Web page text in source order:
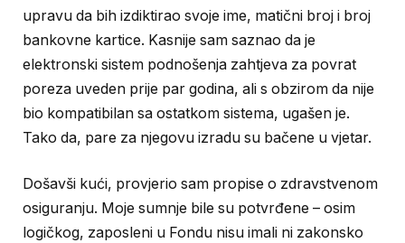
upravu da bih izdiktirao svoje ime, matični broj i broj
bankovne kartice. Kasnije sam saznao da je
elektronski sistem podnošenja zahtjeva za povrat
poreza uveden prije par godina, ali s obzirom da nije
bio kompatibilan sa ostatkom sistema, ugašen je.
Tako da, pare za njegovu izradu su bačene u vjetar.
Došavši kući, provjerio sam propise o zdravstvenom
osiguranju. Moje sumnje bile su potvrđene – osim
logičkog, zaposleni u Fondu nisu imali ni zakonsko